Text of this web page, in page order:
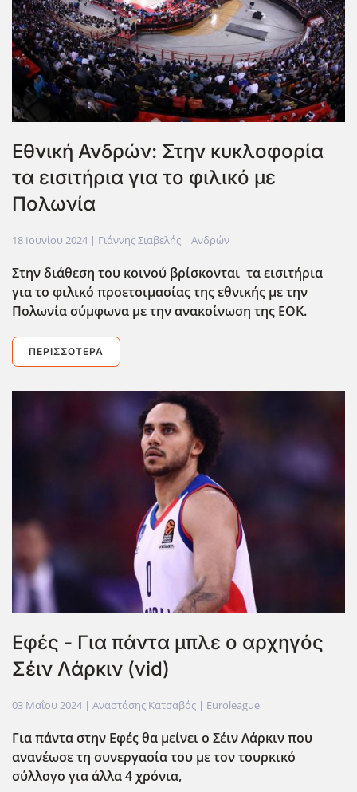
Εθνική Ανδρών: Στην κυκλοφορία
τα εισιτήρια για το φιλικό με
Πολωνία
18 Ιουνίου 2024 | Γιάννης Σιαβελής | Ανδρών
Στην διάθεση του κοινού βρίσκονται τα εισιτήρια
για το φιλικό προετοιμασίας της εθνικής με την
Πολωνία σύμφωνα με την ανακοίνωση της ΕΟΚ.
ΠΕΡΙΣΣΌΤΕΡΑ
Εφές - Για πάντα μπλε ο αρχηγός
Σέιν Λάρκιν (vid)
03 Μαΐου 2024 | Αναστάσης Κατσαβός | Euroleague
Για πάντα στην Εφές θα μείνει ο Σέιν Λάρκιν που
ανανέωσε τη συνεργασία του με τον τουρκικό
σύλλογο για άλλα 4 χρόνια,